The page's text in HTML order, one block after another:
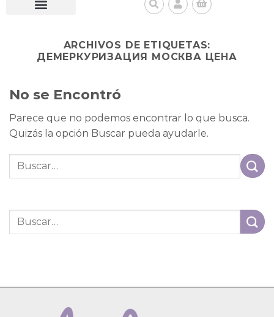
ARCHIVOS DE ETIQUETAS:
ДЕМЕРКУРИЗАЦИЯ МОСКВА ЦЕНА
No se Encontró
Parece que no podemos encontrar lo que busca.
Quizás la opción Buscar pueda ayudarle.